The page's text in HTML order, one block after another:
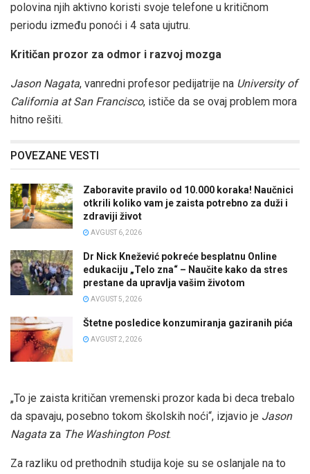
polovina njih aktivno koristi svoje telefone u kritičnom
periodu između ponoći i 4 sata ujutru.
Kritičan prozor za odmor i razvoj mozga
Jason Nagata, vanredni profesor pedijatrije na University of
California at San Francisco, ističe da se ovaj problem mora
hitno rešiti.
POVEZANE VESTI
Zaboravite pravilo od 10.000 koraka! Naučnici
otkrili koliko vam je zaista potrebno za duži i
zdraviji život
AVGUST 6, 2026
Dr Nick Knežević pokreće besplatnu Online
edukaciju „Telo zna“ – Naučite kako da stres
prestane da upravlja vašim životom
AVGUST 5, 2026
Štetne posledice konzumiranja gaziranih pića
AVGUST 2, 2026
„To je zaista kritičan vremenski prozor kada bi deca trebalo
da spavaju, posebno tokom školskih noći“, izjavio je Jason
Nagata za The Washington Post.
Za razliku od prethodnih studija koje su se oslanjale na to